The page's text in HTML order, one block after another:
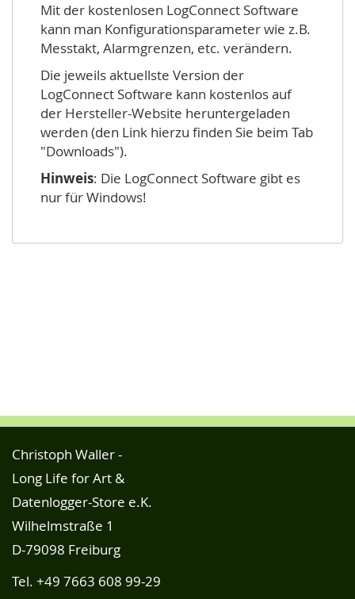
Mit der kostenlosen LogConnect Software
kann man Konfigurationsparameter wie z.B.
Messtakt, Alarmgrenzen, etc. verändern.
Die jeweils aktuellste Version der
LogConnect Software kann kostenlos auf
der Hersteller-Website heruntergeladen
werden (den Link hierzu finden Sie beim Tab
"Downloads").
Hinweis: Die LogConnect Software gibt es
nur für Windows!
Christoph Waller -
Long Life for Art &
Datenlogger-Store e.K.
Wilhelmstraße 1
D-79098 Freiburg
Tel. +49 7663 608 99-29